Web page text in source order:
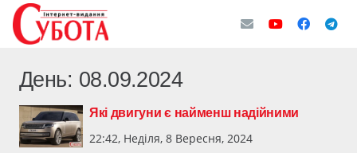
День: 08.09.2024
Які двигуни є найменш надійними
22:42, Неділя, 8 Вересня, 2024